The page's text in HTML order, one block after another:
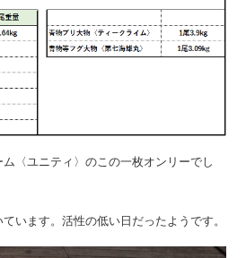
〈ユニティ〉のこの一枚オンリーでし
います。活性の低い日だったようです。